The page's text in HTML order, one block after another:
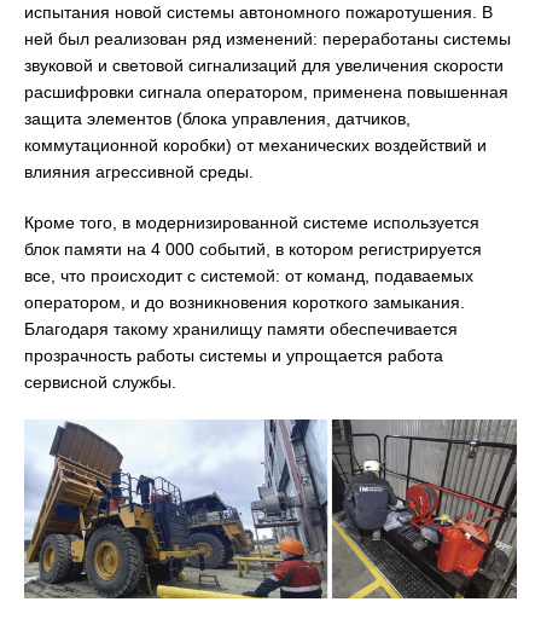
испытания новой системы автономного пожаротушения. В
ней был реализован ряд изменений: переработаны системы
звуковой и световой сигнализаций для увеличения скорости
расшифровки сигнала оператором, применена повышенная
защита элементов (блока управления, датчиков,
коммутационной коробки) от механических воздействий и
влияния агрессивной среды.
Кроме того, в модернизированной системе используется
блок памяти на 4 000 событий, в котором регистрируется
все, что происходит с системой: от команд, подаваемых
оператором, и до возникновения короткого замыкания.
Благодаря такому хранилищу памяти обеспечивается
прозрачность работы системы и упрощается работа
сервисной службы.